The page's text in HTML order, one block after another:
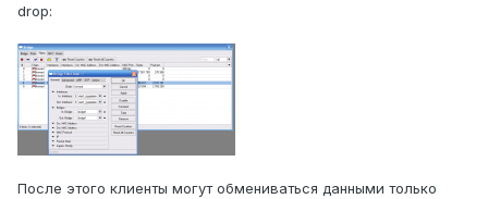
drop:
После этого клиенты могут обмениваться данными только